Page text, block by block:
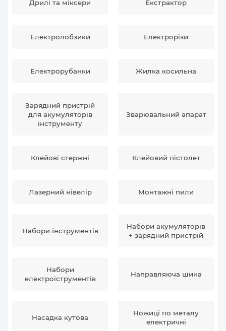
Дрилі та міксери Екстрактор
Електролобзики Електрорізи
Електрорубанки Жилка косильна
Зарядний пристрій
для акумуляторів
інструменту
Зварювальний апарат
Клейові стержні Клейовий пістолет
Лазерний нівелір Монтажні пили
Набори інструментів
Набори акумуляторів
+ зарядний пристрій
Набори
електроіструментів
Направляюча шина
Насадка кутова
Ножиці по металу
електричні